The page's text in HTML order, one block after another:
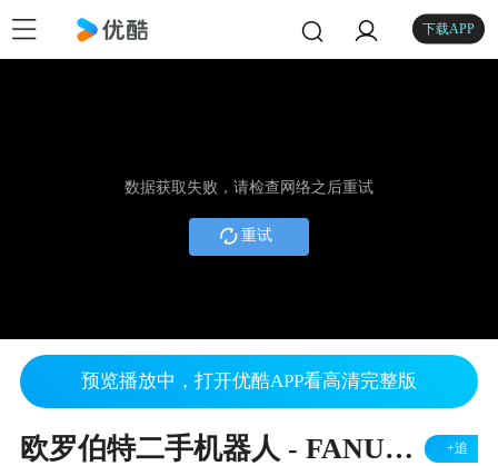
下载APP
数据获取失败，请检查网络之后重试
重试
预览播放中，打开优酷APP看高清完整版
欧罗伯特二手机器人 - FANUC M710 RJ2 +追